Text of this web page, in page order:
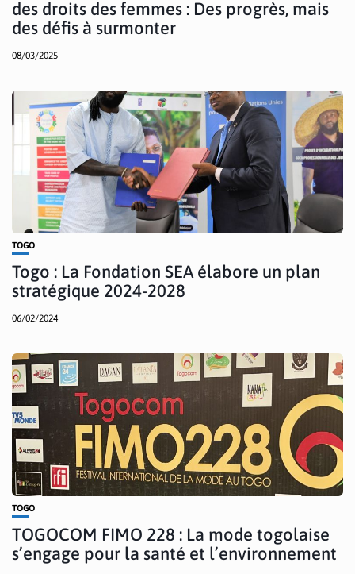
des droits des femmes : Des progrès, mais
des défis à surmonter
08/03/2025
TOGO
Togo : La Fondation SEA élabore un plan
stratégique 2024-2028
06/02/2024
TOGO
TOGOCOM FIMO 228 : La mode togolaise
s’engage pour la santé et l’environnement